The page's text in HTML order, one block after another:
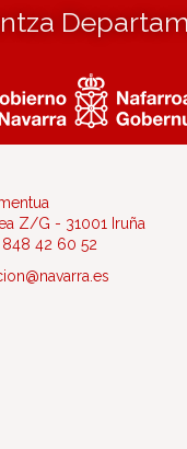
Z/G - 31001 Iruña
42 60 52